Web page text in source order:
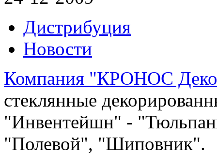
Дистрибуция
Новости
Компания "КРОНОС
стеклянные
"Инвентейшн" -
"Полевой", "Шиповник".